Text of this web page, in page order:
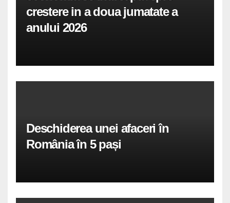
crestere in a doua jumatate a
anului 2026
Deschiderea unei afaceri în
România în 5 pași